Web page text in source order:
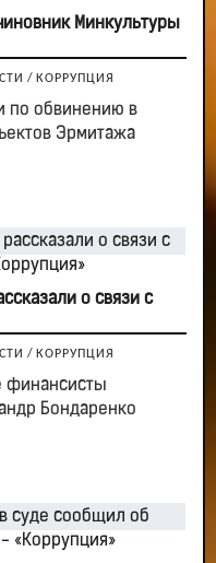
Минкультуры
/ КОРРУПЦИЯ
по обвинению в
Эрмитажа
о связи с
/ КОРРУПЦИЯ
финансисты
Бондаренко